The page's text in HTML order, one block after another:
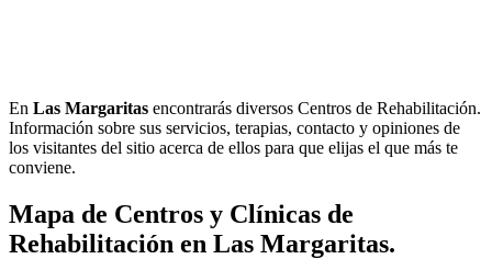
En Las Margaritas encontrarás diversos Centros de Rehabilitación.
Información sobre sus servicios, terapias, contacto y opiniones de
los visitantes del sitio acerca de ellos para que elijas el que más te
conviene.
Mapa de Centros y Clínicas de
Rehabilitación en Las Margaritas.